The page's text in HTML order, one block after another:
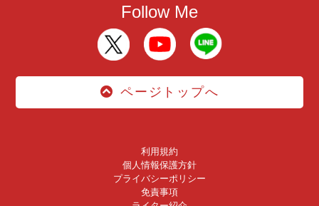
Follow Me
ページトップへ
利用規約
個人情報保護方針
プライバシーポリシー
免責事項